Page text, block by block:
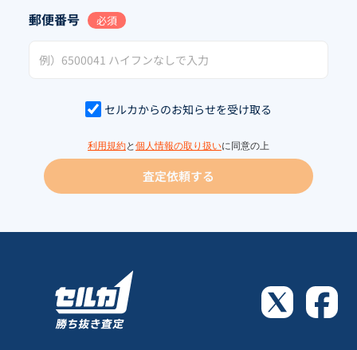
郵便番号 必須
セルカからのお知らせを受け取る
利用規約と 個人情報の取り扱いに同意の上
査定依頼する